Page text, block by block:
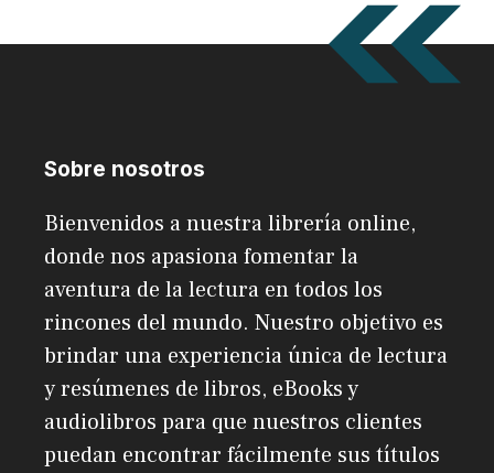
Sobre nosotros
Bienvenidos a nuestra librería online,
donde nos apasiona fomentar la
aventura de la lectura en todos los
rincones del mundo. Nuestro objetivo es
brindar una experiencia única de lectura
y resúmenes de libros, eBooks y
audiolibros para que nuestros clientes
puedan encontrar fácilmente sus títulos